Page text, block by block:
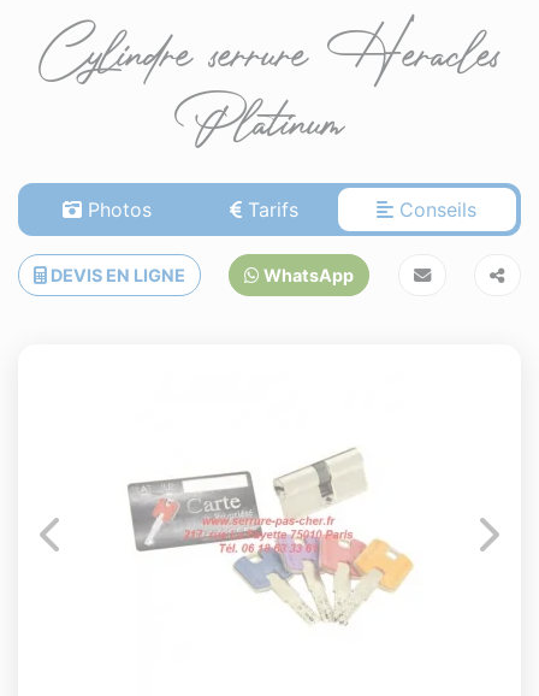
Cylindre serrure Heracles
Platinum
Photos Tarifs Conseils
DEVIS EN LIGNE WhatsApp